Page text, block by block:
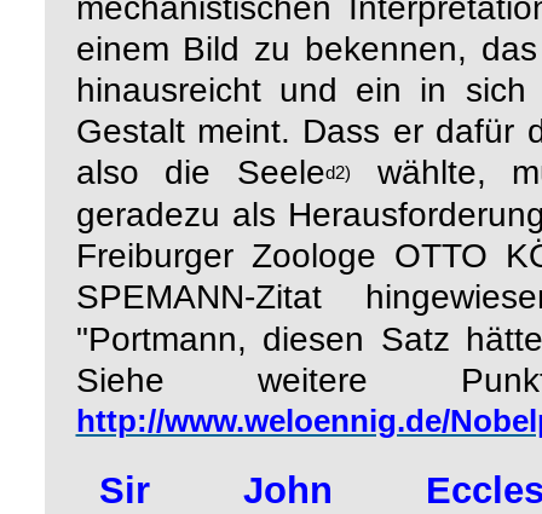
einem Bild zu bekennen,
hinausreicht und ein in sich
Gestalt meint. Dass er dafür
also die Seeled2)
wählte,
geradezu als
Freiburger Zoologe OTTO
SPEMANN-Zitat
"Portmann, diesen Satz
Siehe weitere
http://www.weloennig.de/
Sir John